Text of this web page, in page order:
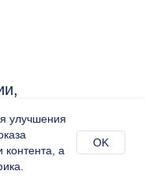
улучшения
а
OK
поставленных